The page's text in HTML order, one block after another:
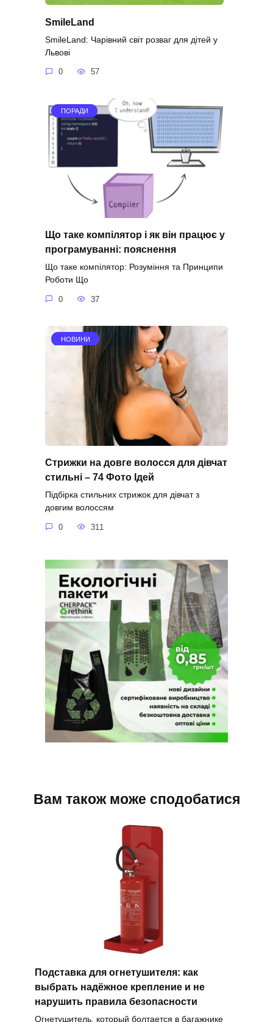
SmileLand
SmileLand: Чарівний світ розваг для дітей у
Львові
0 57
ПОРАДИ
Що таке компілятор і як він працює у
програмуванні: пояснення
Що таке компілятор: Розуміння та Принципи
Роботи Що
0 37
НОВИНИ
Стрижки на довге волосся для дівчат
стильні – 74 Фото Ідей
Підбірка стильних стрижок для дівчат з
довгим волоссям
0 311
Вам також може сподобатися
Подставка для огнетушителя: как
выбрать надёжное крепление и не
нарушить правила безопасности
Огнетушитель, который болтается в багажнике